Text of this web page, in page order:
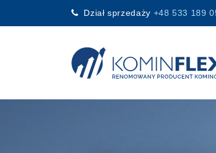
Dział sprzedaży +48 533 189
Main Navigation